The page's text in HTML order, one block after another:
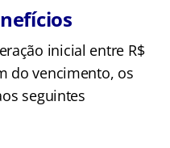
inicial entre R$
do vencimento, os
seguintes